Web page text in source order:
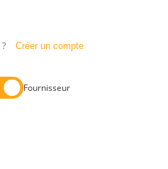
Créer un compte
Fournisseur